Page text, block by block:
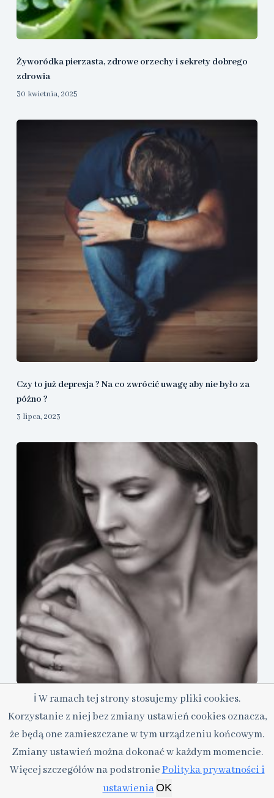
Żyworódka pierzasta, zdrowe orzechy i sekrety dobrego
zdrowia
30 kwietnia, 2025
Czy to już depresja ? Na co zwrócić uwagę aby nie było za
późno ?
3 lipca, 2023
Jak dbać o cerę tłustą ?
20 kwietnia, 2023
Copyright © 2026 - Motyw WordPress stworzony przez
ℹ W ramach tej strony stosujemy pliki cookies.
Korzystanie z niej bez zmiany ustawień cookies oznacza,
że będą one zamieszczane w tym urządzeniu końcowym.
Zmiany ustawień można dokonać w każdym momencie.
Więcej szczegółów na podstroniePolityka prywatności i
ustawieniaOK